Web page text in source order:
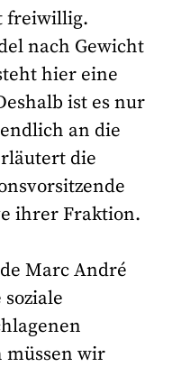
freiwillig.
nach Gewicht
hier eine
ist es nur
an die
die
ihrer Fraktion.
Marc André
müssen wir